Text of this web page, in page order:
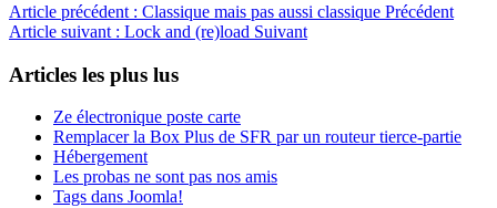
Article précédent : Classique mais pas aussi classique Précédent
Article suivant : Lock and (re)load Suivant
Articles les plus lus
Ze électronique poste carte
Remplacer la Box Plus de SFR par un routeur tierce-partie
Hébergement
Les probas ne sont pas nos amis
Tags dans Joomla!